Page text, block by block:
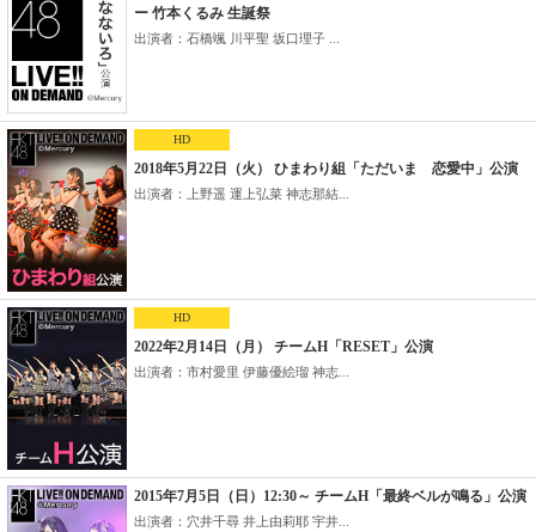
ー 竹本くるみ 生誕祭
出演者：石橋颯 川平聖 坂口理子 ...
HD
2018年5月22日（火） ひまわり組「ただいま 恋愛中」公演
出演者：上野遥 運上弘菜 神志那結...
HD
2022年2月14日（月） チームH「RESET」公演
出演者：市村愛里 伊藤優絵瑠 神志...
2015年7月5日（日）12:30～ チームH「最終ベルが鳴る」公演
出演者：穴井千尋 井上由莉耶 宇井...